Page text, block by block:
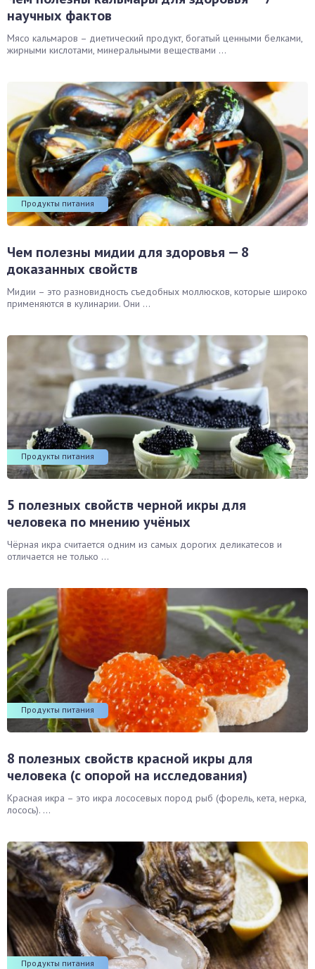
научных фактов
Мясо кальмаров – диетический продукт, богатый ценными белками,
жирными кислотами, минеральными веществами ...
Продукты питания
Чем полезны мидии для здоровья — 8
доказанных свойств
Мидии – это разновидность съедобных моллюсков, которые широко
применяются в кулинарии. Они ...
Продукты питания
5 полезных свойств черной икры для
человека по мнению учёных
Чёрная икра считается одним из самых дорогих деликатесов и
отличается не только ...
Продукты питания
8 полезных свойств красной икры для
человека (с опорой на исследования)
Красная икра – это икра лососевых пород рыб (форель, кета, нерка,
лосось). ...
Продукты питания